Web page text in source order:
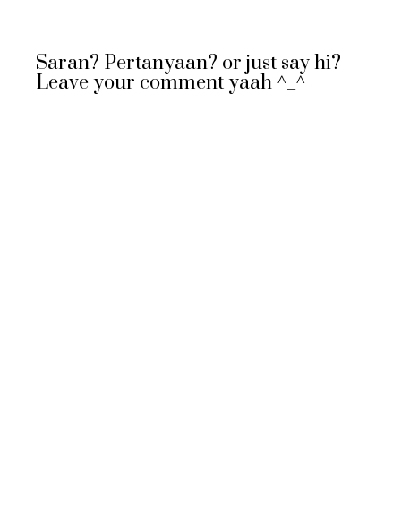
Saran? Pertanyaan? or just say hi?
Leave your comment yaah ^_^